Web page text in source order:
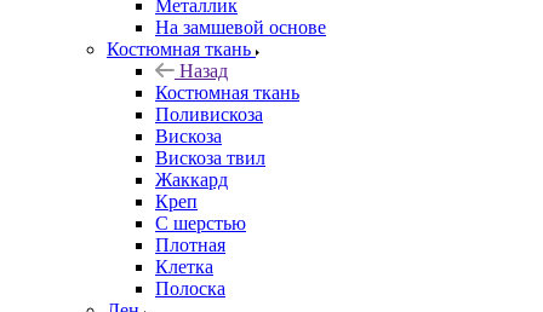
Металлик
На замшевой основе
Костюмная ткань
Назад
Костюмная ткань
Поливискоза
Вискоза
Вискоза твил
Жаккард
Креп
С шерстью
Плотная
Клетка
Полоска